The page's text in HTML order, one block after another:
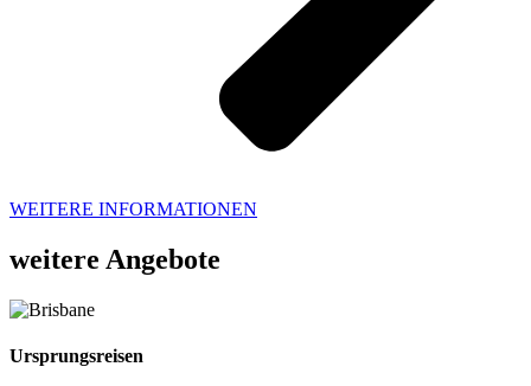
WEITERE INFORMATIONEN
weitere Angebote
Ursprungsreisen